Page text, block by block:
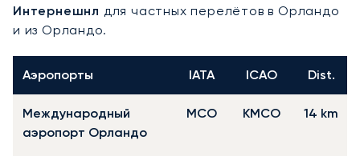
Интернешнл для частных перелётов в Орландо
и из Орландо.
Аэропорты IATA ICAO Dist.
Международный
аэропорт Орландо
MCO KMCO 14 km